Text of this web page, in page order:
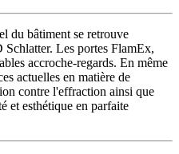
du bâtiment se retrouve
Schlatter. Les portes FlamEx,
accroche-regards. En même
actuelles en matière de
contre l'effraction ainsi que
et esthétique en parfaite